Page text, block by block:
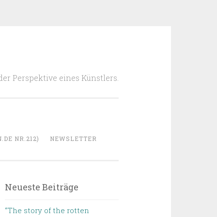
Perspektive eines Künstlers.
NR.212) NEWSLETTER
Neueste Beiträge
“The story of the rotten